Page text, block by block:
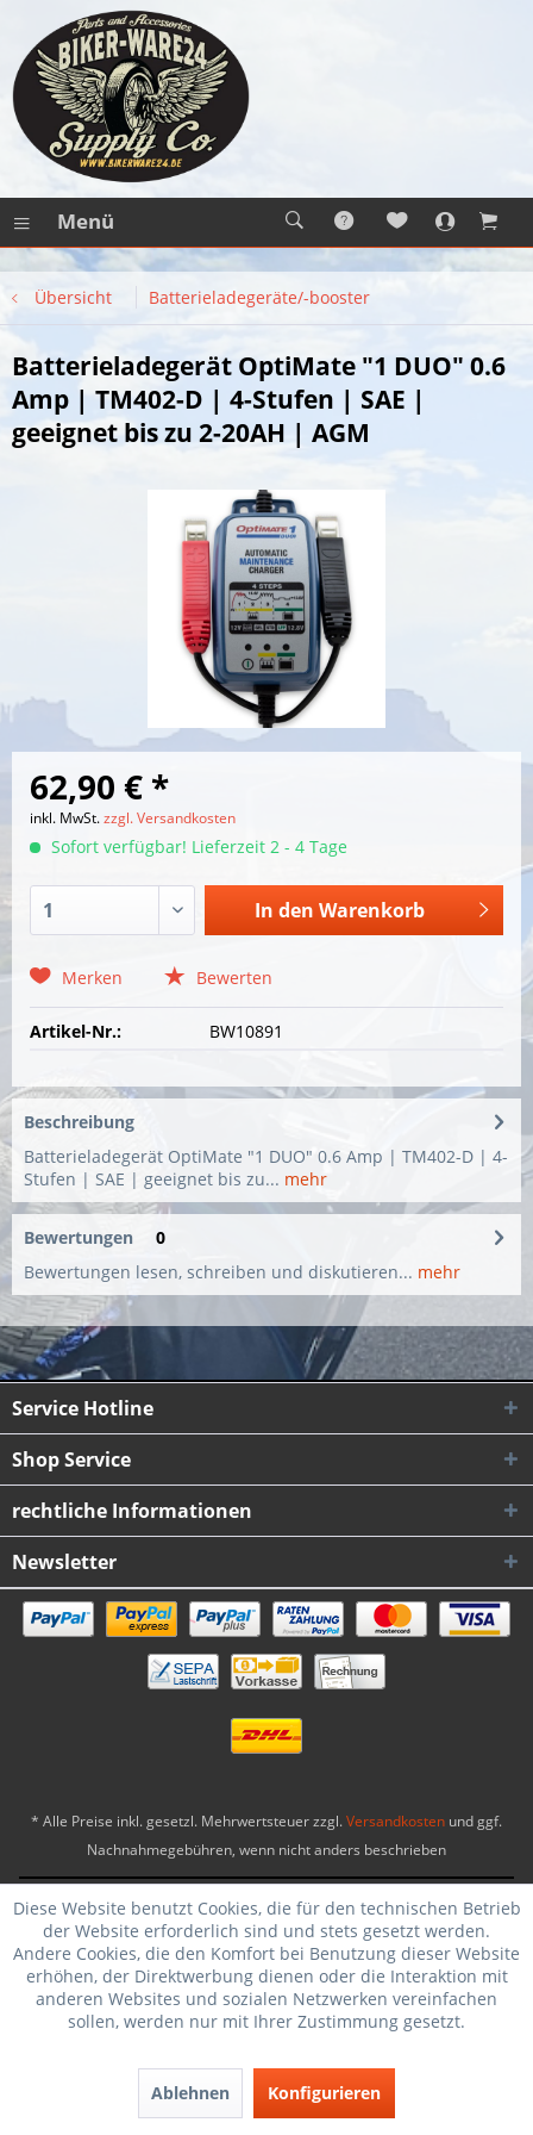
Menü
Übersicht Batterieladegeräte/-booster
Batterieladegerät OptiMate "1 DUO" 0.6
Amp | TM402-D | 4-Stufen | SAE |
geeignet bis zu 2-20AH | AGM
62,90 € *
inkl. MwSt.zzgl. Versandkosten
Sofort verfügbar! Lieferzeit 2 - 4 Tage
In den Warenkorb
Merken Bewerten
Artikel-Nr.: BW10891
Beschreibung
Batterieladegerät OptiMate "1 DUO" 0.6 Amp | TM402-D | 4-
Stufen | SAE | geeignet bis zu... mehr
Bewertungen
0
Bewertungen lesen, schreiben und diskutieren... mehr
Service Hotline
Shop Service
rechtliche Informationen
Newsletter
* Alle Preise inkl. gesetzl. Mehrwertsteuer zzgl.Versandkosten und ggf.
Nachnahmegebühren, wenn nicht anders beschrieben
Biker-Ware24® Copyright 2026|Theme by WebSelect
Diese Website benutzt Cookies, die für den technischen Betrieb
der Website erforderlich sind und stets gesetzt werden.
Andere Cookies, die den Komfort bei Benutzung dieser Website
erhöhen, der Direktwerbung dienen oder die Interaktion mit
anderen Websites und sozialen Netzwerken vereinfachen
sollen, werden nur mit Ihrer Zustimmung gesetzt.
Ablehnen Konfigurieren